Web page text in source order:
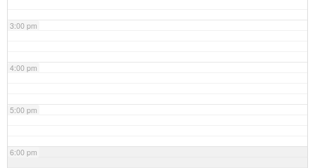
3:00 pm
4:00 pm
5:00 pm
6:00 pm